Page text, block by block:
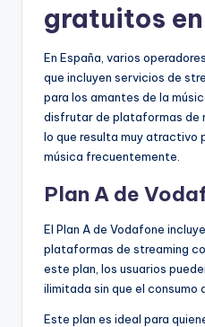
gratuitos
En España, varios
que incluyen servicios de
para los amantes de la
disfrutar de plataformas de
lo que resulta muy atractivo
música frecuentemente.
Plan A de
El Plan A de Vodafone
plataformas de streaming
este plan, los usuarios
ilimitada sin que el
Este plan es ideal para